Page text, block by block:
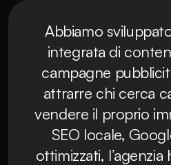
Abbiamo
integrata di
campagne
attrarre chi cerca
vendere il proprio
SEO locale,
ottimizzati,